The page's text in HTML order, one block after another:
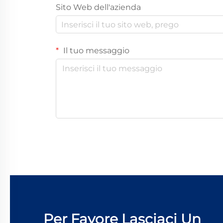
Sito Web dell'azienda
Il tuo messaggio
Per Favore Lasciaci Un